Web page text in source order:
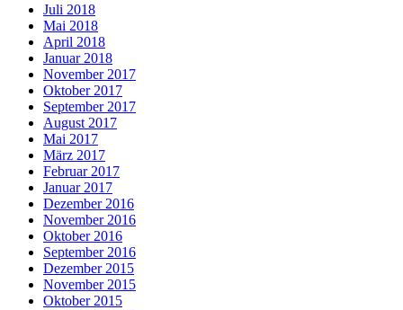
Juli 2018
Mai 2018
April 2018
Januar 2018
November 2017
Oktober 2017
September 2017
August 2017
Mai 2017
März 2017
Februar 2017
Januar 2017
Dezember 2016
November 2016
Oktober 2016
September 2016
Dezember 2015
November 2015
Oktober 2015